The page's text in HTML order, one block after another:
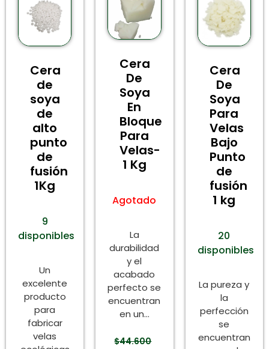
Cera
de
soya
de
alto
punto
de
fusión
1Kg
9
disponibles
Un
excelente
producto
para
fabricar
velas
Cera
De
Soya
En
Bloque
Para
Velas-
1 Kg
Agotado
La
durabilidad
y el
acabado
perfecto se
encuentran
en un...
$44.600
Cera
De
Soya
Para
Velas
Bajo
Punto
de
fusión
1 kg
20
disponibles
La pureza y
la
perfección
se
encuentran